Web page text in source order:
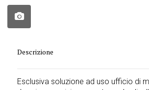
Descrizione
Esclusiva soluzione ad uso ufficio di